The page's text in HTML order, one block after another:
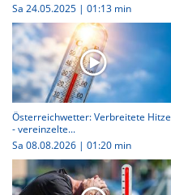
Sa 24.05.2025 | 01:13 min
Österreichwetter: Verbreitete Hitze
- vereinzelte...
Sa 08.08.2026 | 01:20 min